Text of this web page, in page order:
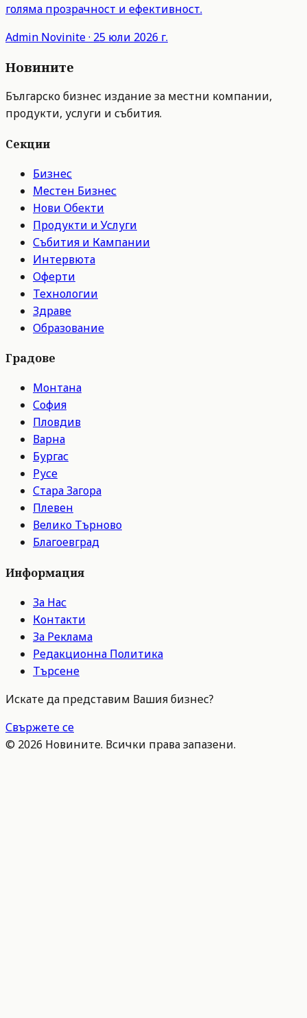
голяма прозрачност и ефективност.
Admin Novinite· 25 юли 2026 г.
Новините
Българско бизнес издание за местни компании,
продукти, услуги и събития.
Секции
Бизнес
Местен Бизнес
Нови Обекти
Продукти и Услуги
Събития и Кампании
Интервюта
Оферти
Технологии
Здраве
Образование
Градове
Монтана
София
Пловдив
Варна
Бургас
Русе
Стара Загора
Плевен
Велико Търново
Благоевград
Информация
За Нас
Контакти
За Реклама
Редакционна Политика
Търсене
Искате да представим Вашия бизнес?
Свържете се
© 2026 Новините. Всички права запазени.